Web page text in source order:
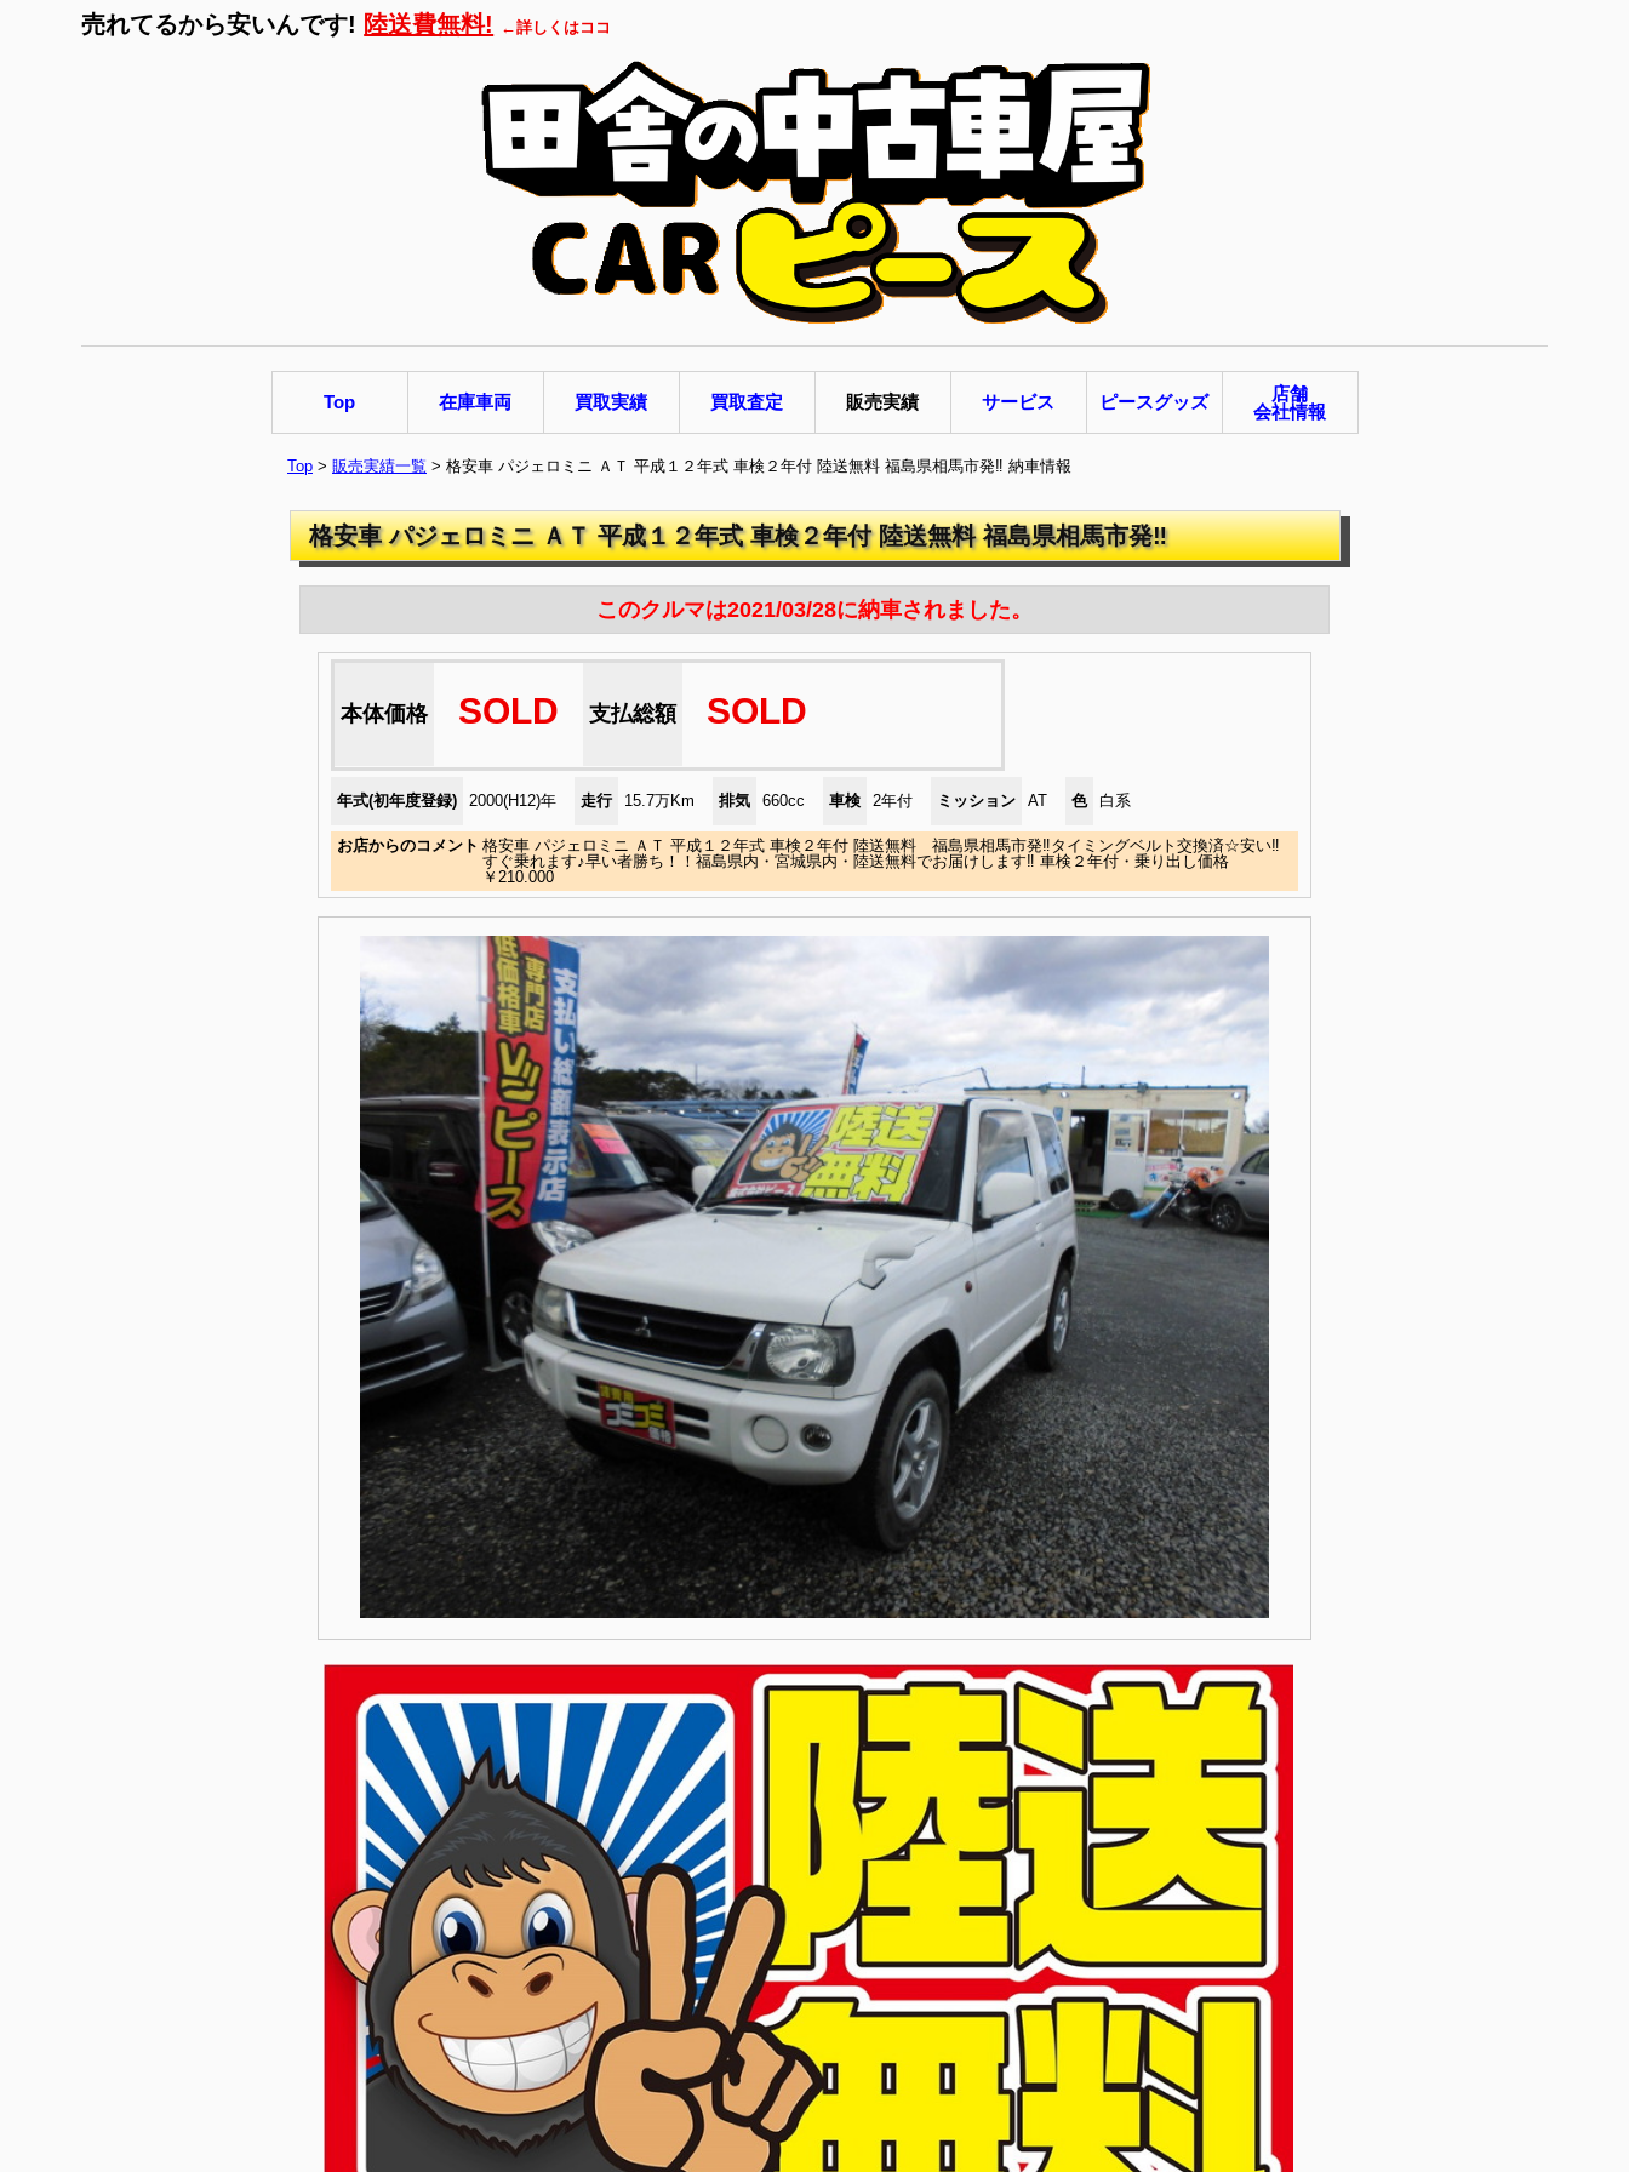
売れてるから安いんです! 陸送費無料! ←詳しくはココ
Top 在庫車両 買取実績 買取査定 販売実績 サービス ピースグッズ
店舗
会社情報
Top > 販売実績一覧 > 格安車 パジェロミニ ＡＴ 平成１２年式 車検２年付 陸送無料 福島県相馬市発‼ 納車情報
格安車 パジェロミニ ＡＴ 平成１２年式 車検２年付 陸送無料 福島県相馬市発‼
このクルマは2021/03/28に納車されました。
本体価格 SOLD 支払総額 SOLD
年式(初年度登録) 2000(H12)年 走行 15.7万Km 排気 660cc 車検 2年付 ミッション AT 色 白系
お店からのコメント 格安車 パジェロミニ ＡＴ 平成１２年式 車検２年付 陸送無料 福島県相馬市発‼タイミングベルト交換済☆安い‼
すぐ乗れます♪早い者勝ち！！福島県内・宮城県内・陸送無料でお届けします‼ 車検２年付・乗り出し価格
￥210.000